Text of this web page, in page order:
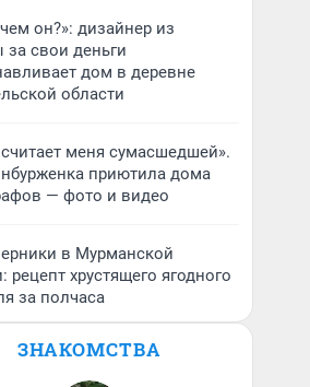
он?»: дизайнер из
свои деньги
дом в деревне
области
считает меня сумасшедшей».
приютила дома
— фото и видео
в Мурманской
рецепт хрустящего ягодного
за полчаса
ЗНАКОМСТВА